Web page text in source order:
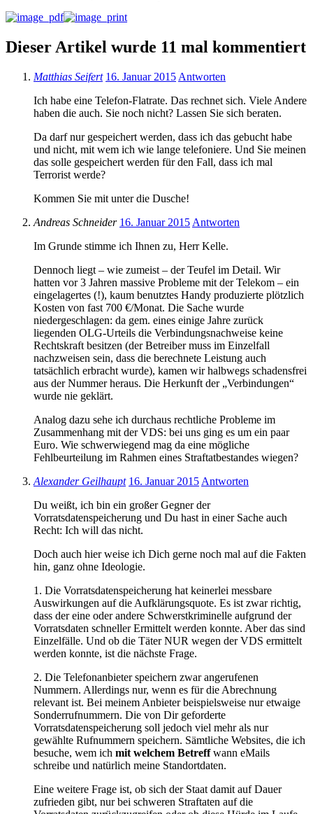
Dieser Artikel wurde 11 mal kommentiert
Matthias Seifert 16. Januar 2015 Antworten
Ich habe eine Telefon-Flatrate. Das rechnet sich. Viele Andere
haben die auch. Sie noch nicht? Lassen Sie sich beraten.
Da darf nur gespeichert werden, dass ich das gebucht habe
und nicht, mit wem ich wie lange telefoniere. Und Sie meinen
das solle gespeichert werden für den Fall, dass ich mal
Terrorist werde?
Kommen Sie mit unter die Dusche!
Andreas Schneider 16. Januar 2015 Antworten
Im Grunde stimme ich Ihnen zu, Herr Kelle.
Dennoch liegt – wie zumeist – der Teufel im Detail. Wir
hatten vor 3 Jahren massive Probleme mit der Telekom – ein
eingelagertes (!), kaum benutztes Handy produzierte plötzlich
Kosten von fast 700 €/Monat. Die Sache wurde
niedergeschlagen: da gem. eines einige Jahre zurück
liegenden OLG-Urteils die Verbindungsnachweise keine
Rechtskraft besitzen (der Betreiber muss im Einzelfall
nachzweisen sein, dass die berechnete Leistung auch
tatsächlich erbracht wurde), kamen wir halbwegs schadensfrei
aus der Nummer heraus. Die Herkunft der „Verbindungen“
wurde nie geklärt.
Analog dazu sehe ich durchaus rechtliche Probleme im
Zusammenhang mit der VDS: bei uns ging es um ein paar
Euro. Wie schwerwiegend mag da eine mögliche
Fehlbeurteilung im Rahmen eines Straftatbestandes wiegen?
Alexander Geilhaupt 16. Januar 2015 Antworten
Du weißt, ich bin ein großer Gegner der
Vorratsdatenspeicherung und Du hast in einer Sache auch
Recht: Ich will das nicht.
Doch auch hier weise ich Dich gerne noch mal auf die Fakten
hin, ganz ohne Ideologie.
1. Die Vorratsdatenspeicherung hat keinerlei messbare
Auswirkungen auf die Aufklärungsquote. Es ist zwar richtig,
dass der eine oder andere Schwerstkriminelle aufgrund der
Vorratsdaten schneller Ermittelt werden konnte. Aber das sind
Einzelfälle. Und ob die Täter NUR wegen der VDS ermittelt
werden konnte, ist die nächste Frage.
2. Die Telefonanbieter speichern zwar angerufenen
Nummern. Allerdings nur, wenn es für die Abrechnung
relevant ist. Bei meinem Anbieter beispielsweise nur etwaige
Sonderrufnummern. Die von Dir geforderte
Vorratsdatenspeicherung soll jedoch viel mehr als nur
gewählte Rufnummern speichern. Sämtliche Websites, die ich
besuche, wem ich mit welchem Betreffwann eMails
schreibe und natürlich meine Standortdaten.
Eine weitere Frage ist, ob sich der Staat damit auf Dauer
zufrieden gibt, nur bei schweren Straftaten auf die